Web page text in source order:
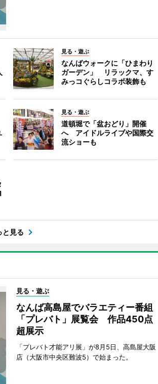
見る・遊ぶ
なんばウォークに「ひまわり
ガーデン」 リラックマ、す
みっコぐらしコラボ装飾も
見る・遊ぶ
道頓堀で「盆おどり」開催
へ アイドルライブや国際交
流ショーも
と見る
見る・遊ぶ
なんば高島屋でバラエティー番組
「プレバト」展覧会 作品450点
超展示
「プレバト才能アリ展」が8月5日、高島屋大阪
店（大阪市中央区難波5）で始まった。